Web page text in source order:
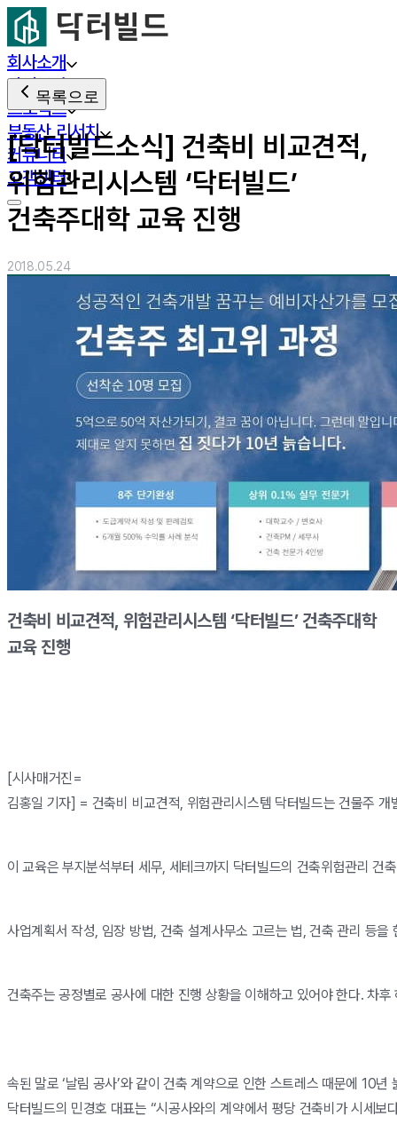
회사소개
사업분야
프로젝트
부동산 리서치
커뮤니티
고객센터
목록으로
[닥터빌드소식] 건축비 비교견적,
위험관리시스템 ‘닥터빌드’
건축주대학 교육 진행
2018.05.24
건축비 비교견적, 위험관리시스템 ‘닥터빌드’ 건축주대학
교육 진행
[시사매거진=
김홍일 기자] = 건축비 비교견적, 위험관리시스템 닥터빌드는 건물주
이 교육은 부지분석부터 세무, 세테크까지 닥터빌드의 건축위험관리
사업계획서 작성, 임장 방법, 건축 설계사무소 고르는 법, 건축 관리 등
건축주는 공정별로 공사에 대한 진행 상황을 이해하고 있어야 한다. 차
속된 말로 ‘날림 공사’와 같이 건축 계약으로 인한 스트레스 때문에 10
닥터빌드의 민경호 대표는 “시공사와의 계약에서 평당 건축비가 시세